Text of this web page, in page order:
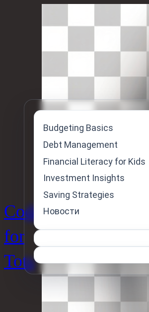
Code
for
Tots
Budgeting Basics
Debt Management
Financial Literacy for Kids
Investment Insights
Saving Strategies
Новости